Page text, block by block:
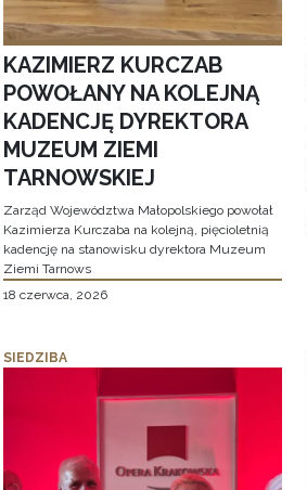
KAZIMIERZ KURCZAB
POWOŁANY NA KOLEJNĄ
KADENCJĘ DYREKTORA
MUZEUM ZIEMI
TARNOWSKIEJ
Zarząd Województwa Małopolskiego powołał
Kazimierza Kurczaba na kolejną, pięcioletnią
kadencję na stanowisku dyrektora Muzeum
Ziemi Tarnows
18 czerwca, 2026
SIEDZIBA